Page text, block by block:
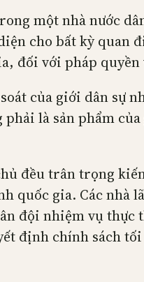
một nhà nước
cho bất kỳ quan
đối với pháp
của giới dân sự
là sản phẩm
đều trân trọng
quốc gia. Các nhà
đội nhiệm vụ thực
định chính sách